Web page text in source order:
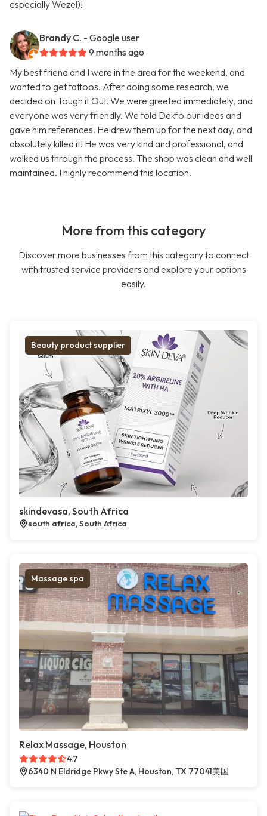
especially Wezel)!
Brandy C. - Google user
9 months ago
My best friend and I were in the area for the weekend, and
wanted to get tattoos. After doing some research, we
decided on Tough it Out. We were greeted immediately, and
everyone was very friendly. We told Dekfo our ideas and
gave him references. He drew them up for the next day, and
absolutely killed it! He was very kind and professional, and
walked us through the process. The shop was clean and well
maintained. I highly recommend this location.
More from this category
Discover more businesses from this category to connect
with trusted service providers and explore your options
easily.
Beauty product supplier
skindevasa, South Africa
south africa, South Africa
Massage spa
Relax Massage, Houston
4.7
6340 N Eldridge Pkwy Ste A, Houston, TX 77041美国